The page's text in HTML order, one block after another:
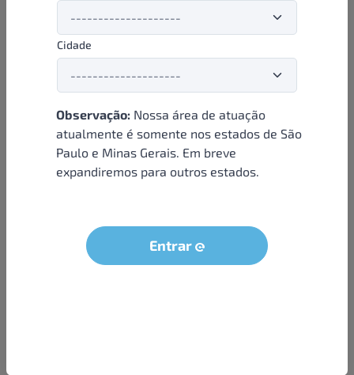
Cidade
Observação: Nossa área de atuação
atualmente é somente nos estados de São
Paulo e Minas Gerais. Em breve
expandiremos para outros estados.
Entrar
Formas de pagamento
Institucional
Sobre nós
Condições e termos
Seja um parceiro
LGPD - Solicitação dos dados do titular